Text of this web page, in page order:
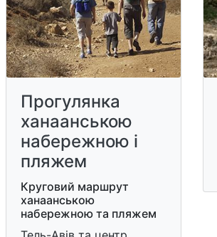
Прогулянка
ханаанською
набережною і
пляжем
Круговий маршрут
ханаанською
набережною та пляжем